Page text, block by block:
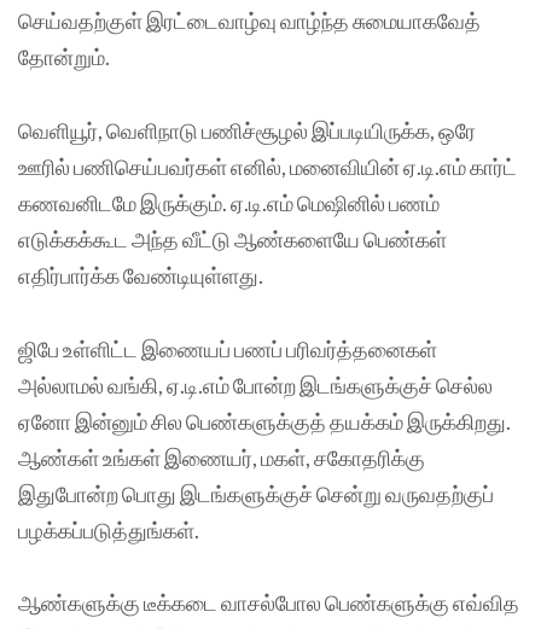
செய்வதற்குள் இரட்டைவாழ்வு வாழ்ந்த சுமையாகவேத்
தோன்றும்.
வெளியூர், வெளிநாடு பணிச்சூழல் இப்படியிருக்க, ஒரே
ஊரில் பணிசெய்பவர்கள் எனில், மனைவியின் ஏ.டி.எம் கார்ட்
கணவனிடமே இருக்கும். ஏ.டி.எம் மெஷினில் பணம்
எடுக்கக்கூட அந்த வீட்டு ஆண்களையே பெண்கள்
எதிர்பார்க்க வேண்டியுள்ளது.
ஜிபே உள்ளிட்ட இணையப் பணப் பரிவர்த்தனைகள்
அல்லாமல் வங்கி, ஏ.டி.எம் போன்ற இடங்களுக்குச் செல்ல
ஏனோ இன்னும் சில பெண்களுக்குத் தயக்கம் இருக்கிறது.
ஆண்கள் உங்கள் இணையர், மகள், சகோதரிக்கு
இதுபோன்ற பொது இடங்களுக்குச் சென்று வருவதற்குப்
பழக்கப்படுத்துங்கள்.
ஆண்களுக்கு டீக்கடை வாசல்போல பெண்களுக்கு எவ்வித